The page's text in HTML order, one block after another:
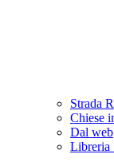
Strada
Chiese
Dal web
Libreria